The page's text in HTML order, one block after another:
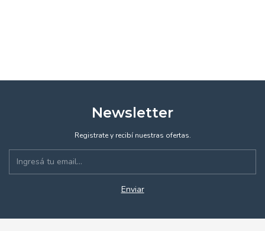
Newsletter
Registrate y recibí nuestras ofertas.